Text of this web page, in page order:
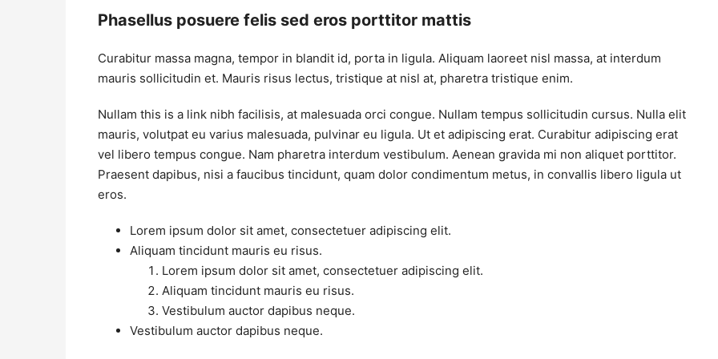
Phasellus posuere felis sed eros porttitor mattis
Curabitur massa magna, tempor in blandit id, porta in ligula. Aliquam laoreet nisl massa, at interdum
mauris sollicitudin et. Mauris risus lectus, tristique at nisl at, pharetra tristique enim.
Nullam this is a link nibh facilisis, at malesuada orci congue. Nullam tempus sollicitudin cursus. Nulla elit
mauris, volutpat eu varius malesuada, pulvinar eu ligula. Ut et adipiscing erat. Curabitur adipiscing erat
vel libero tempus congue. Nam pharetra interdum vestibulum. Aenean gravida mi non aliquet porttitor.
Praesent dapibus, nisi a faucibus tincidunt, quam dolor condimentum metus, in convallis libero ligula ut
eros.
Lorem ipsum dolor sit amet, consectetuer adipiscing elit.
Aliquam tincidunt mauris eu risus.
Lorem ipsum dolor sit amet, consectetuer adipiscing elit.
Aliquam tincidunt mauris eu risus.
Vestibulum auctor dapibus neque.
Vestibulum auctor dapibus neque.